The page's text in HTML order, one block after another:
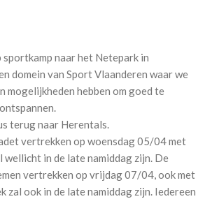
sportkamp naar het Netepark in
domein van Sport Vlaanderen waar we
mogelijkheden hebben om goed te
terug naar Herentals.
vertrekken op woensdag 05/04 met
wellicht in de late namiddag zijn. De
vertrekken op vrijdag 07/04, ook met
zal ook in de late namiddag zijn. Iedereen